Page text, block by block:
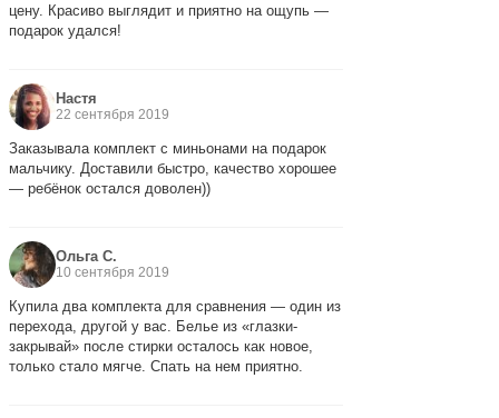
цену. Красиво выглядит и приятно на ощупь —
подарок удался!
Настя
22 сентября 2019
Заказывала комплект с миньонами на подарок
мальчику. Доставили быстро, качество хорошее
— ребёнок остался доволен))
Ольга С.
10 сентября 2019
Купила два комплекта для сравнения — один из
перехода, другой у вас. Белье из «глазки-
закрывай» после стирки осталось как новое,
только стало мягче. Спать на нем приятно.